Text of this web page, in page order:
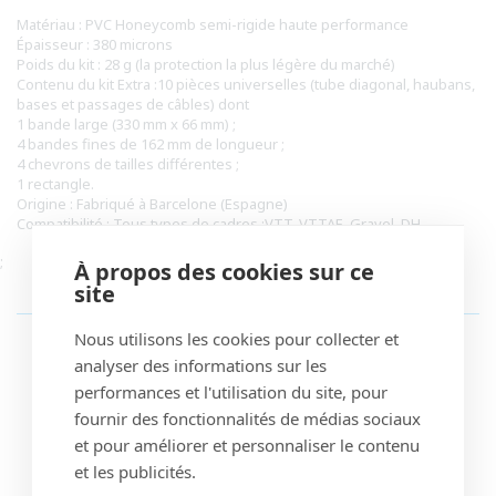
Matériau : PVC Honeycomb semi-rigide haute performance
Épaisseur : 380 microns
Poids du kit : 28 g (la protection la plus légère du marché)
Contenu du kit Extra :10 pièces universelles (tube diagonal, haubans,
bases et passages de câbles) dont
1 bande large (330 mm x 66 mm) ;
4 bandes fines de 162 mm de longueur ;
4 chevrons de tailles différentes ;
1 rectangle.
Origine : Fabriqué à Barcelone (Espagne)
Compatibilité : Tous types de cadres :VTT, VTTAE, Gravel, DH
;
À propos des cookies sur ce
site
Nous utilisons les cookies pour collecter et
analyser des informations sur les
performances et l'utilisation du site, pour
fournir des fonctionnalités de médias sociaux
et pour améliorer et personnaliser le contenu
et les publicités.